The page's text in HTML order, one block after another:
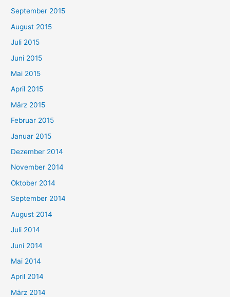
September 2015
August 2015
Juli 2015
Juni 2015
Mai 2015
April 2015
März 2015
Februar 2015
Januar 2015
Dezember 2014
November 2014
Oktober 2014
September 2014
August 2014
Juli 2014
Juni 2014
Mai 2014
April 2014
März 2014